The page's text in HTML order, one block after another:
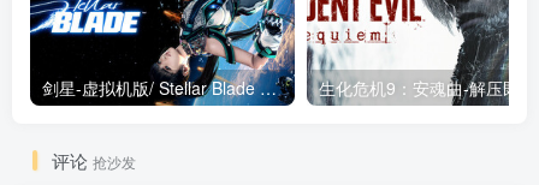
剑星-虚拟机版/ Stellar Blade v1.4.1|Build.19963153 终极版新补丁 送修改器 免安装中文版
评论 抢沙发